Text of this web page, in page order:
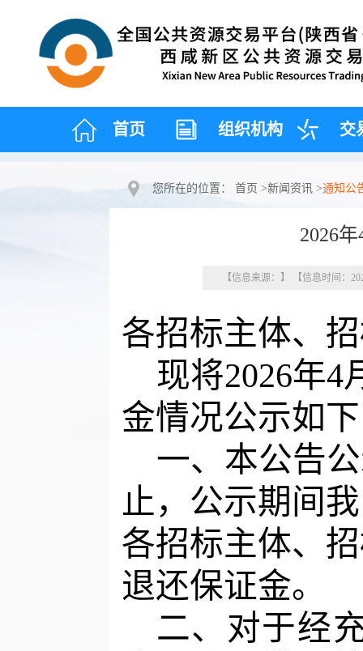
首页 组织机构 交
您所在的位置： 首页 >新闻资讯 >通知公
2026
【信息来源：】 【信息时间：
各招标主体、
现将2026年4
金情况公示如
一、本公告
止，公示期间
各招标主体、
退还保证金。
二、对于经